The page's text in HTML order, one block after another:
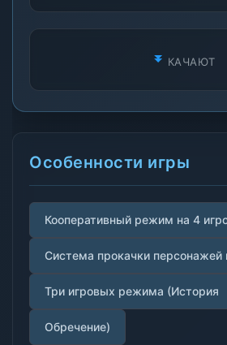
КАЧАЮТ
Особенности игры
Кооперативный режим на 4
Система прокачки персонажей
Три игровых режима (История
Обречение)